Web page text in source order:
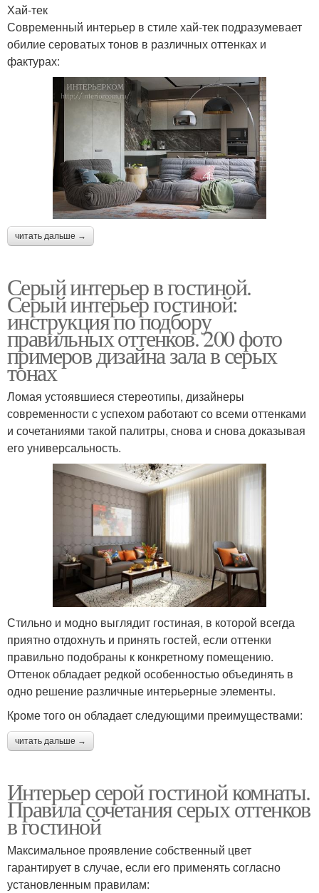
Хай-тек
Современный интерьер в стиле хай-тек подразумевает
обилие сероватых тонов в различных оттенках и
фактурах:
читать дальше →
Серый интерьер в гостиной.
Серый интерьер гостиной:
инструкция по подбору
правильных оттенков. 200 фото
примеров дизайна зала в серых
тонах
Ломая устоявшиеся стереотипы, дизайнеры
современности с успехом работают со всеми оттенками
и сочетаниями такой палитры, снова и снова доказывая
его универсальность.
Стильно и модно выглядит гостиная, в которой всегда
приятно отдохнуть и принять гостей, если оттенки
правильно подобраны к конкретному помещению.
Оттенок обладает редкой особенностью объединять в
одно решение различные интерьерные элементы.
Кроме того он обладает следующими преимуществами:
читать дальше →
Интерьер серой гостиной комнаты.
Правила сочетания серых оттенков
в гостиной
Максимальное проявление собственный цвет
гарантирует в случае, если его применять согласно
установленным правилам: